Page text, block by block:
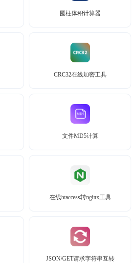
圆柱体积计算器
CRC32在线加密工具
文件MD5计算
在线htaccess转nginx工具
JSON/GET请求字符串互转